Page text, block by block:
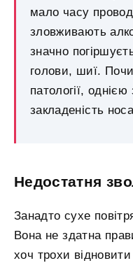
мало часу
зловживають
значно
голови, шиї.
патології,
закладеність
Недостатня
Занадто сухе
Вона не здатна
хоч трохи